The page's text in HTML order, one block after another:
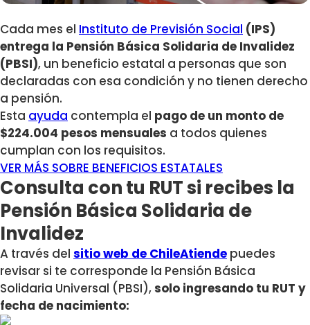
Cada mes el Instituto de Previsión Social (IPS)
entrega la Pensión Básica Solidaria de Invalidez
(PBSI), un beneficio estatal a personas que son
declaradas con esa condición y no tienen derecho
a pensión.
Esta ayuda contempla el pago de un monto de
$224.004 pesos mensuales a todos quienes
cumplan con los requisitos.
VER MÁS SOBRE BENEFICIOS ESTATALES
Consulta con tu RUT si recibes la
Pensión Básica Solidaria de
Invalidez
A través del sitio web de ChileAtiende puedes
revisar si te corresponde la Pensión Básica
Solidaria Universal (PBSI),solo ingresando tu RUT y
fecha de nacimiento: